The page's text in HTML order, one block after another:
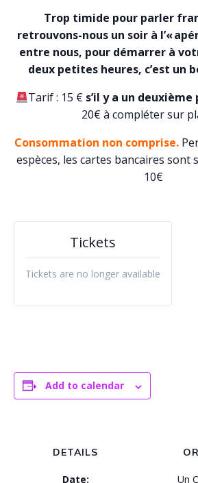
Trop timide pour parler
retrouvons-nous un soir à l’«
entre nous, pour démarrer à
deux petites heures, c’est un
Tarif : 15 € s’il y a un
20€ à compléter sur
Consommation non comprise.
espèces, les cartes bancaires sont
10€
Tickets
Tickets are no longer available
Add to calendar
DETAILS
Date:
Un